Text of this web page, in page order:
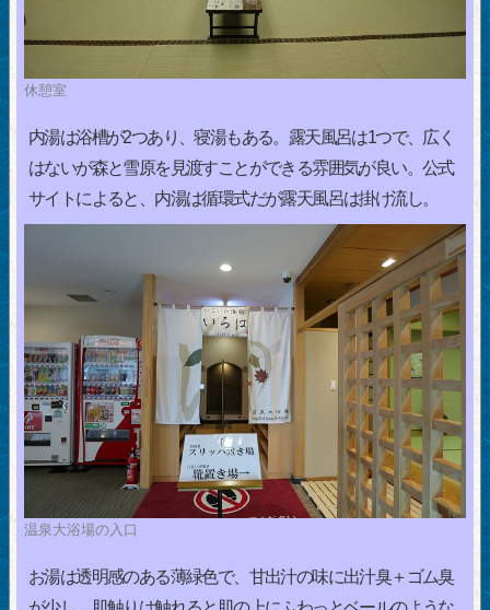
休憩室
内湯は浴槽が2つあり、寝湯もある。露天風呂は1つで、広く
はないが森と雪原を見渡すことができる雰囲気が良い。公式
サイトによると、内湯は循環式だが露天風呂は掛け流し。
温泉大浴場の入口
お湯は透明感のある薄緑色で、甘出汁の味に出汁臭＋ゴム臭